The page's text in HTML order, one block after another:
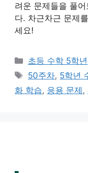
려운 문제들을 풀
다. 차근차근 문제
세요!
카
테
리
초등 수학 5학년
태
그
50주차, 5학년
화 학습, 응용 문제 ,